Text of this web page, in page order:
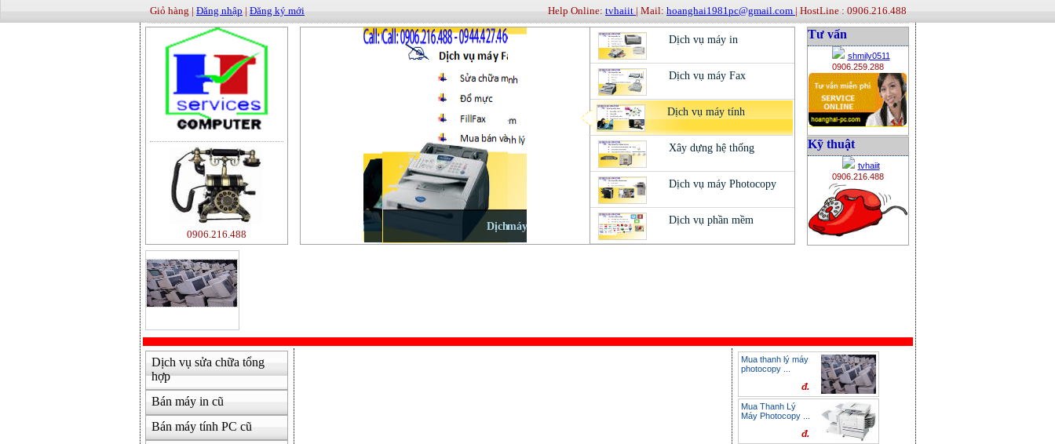
Giỏ hàng | Đăng nhập | Đăng ký mới Help Online: tvhaiit | Mail: hoanghai1981pc@gmail.com | HostLine : 0906.216.488
0906.216.488
Tư vấn
shmily0511
0906.259.288
Kỹ thuật
tvhaiit
0906.216.488
Dịch vụ sửa chữa tổng
hợp
Bán máy in cũ
Bán máy tính PC cũ
Mua thanh lý máy
photocopy ...
đ.
Mua Thanh Lý
Máy Photocopy ...
đ.